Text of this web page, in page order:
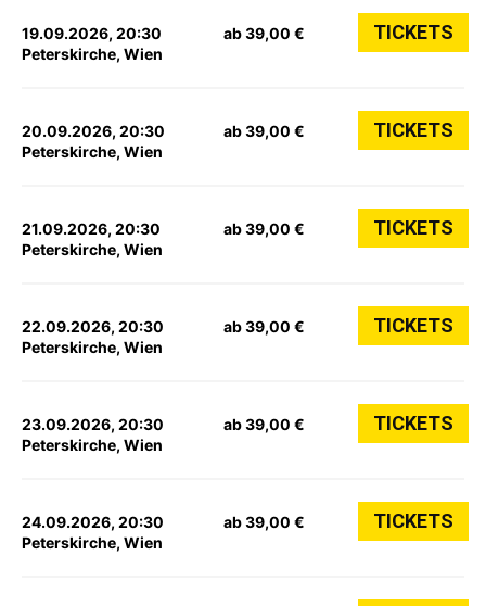
19.09.2026, 20:30
Peterskirche, Wien
ab 39,00 € TICKETS
20.09.2026, 20:30
Peterskirche, Wien
ab 39,00 € TICKETS
21.09.2026, 20:30
Peterskirche, Wien
ab 39,00 € TICKETS
22.09.2026, 20:30
Peterskirche, Wien
ab 39,00 € TICKETS
23.09.2026, 20:30
Peterskirche, Wien
ab 39,00 € TICKETS
24.09.2026, 20:30
Peterskirche, Wien
ab 39,00 € TICKETS